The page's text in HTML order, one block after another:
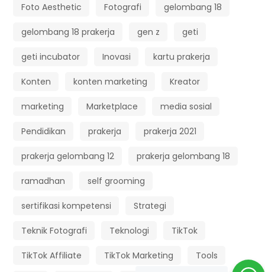
Foto Aesthetic Fotografi gelombang 18
gelombang 18 prakerja gen z geti
geti incubator Inovasi kartu prakerja
Konten konten marketing Kreator
marketing Marketplace media sosial
Pendidikan prakerja prakerja 2021
prakerja gelombang 12 prakerja gelombang 18
ramadhan self grooming
sertifikasi kompetensi Strategi
Teknik Fotografi Teknologi TikTok
TikTok Affiliate TikTok Marketing Tools